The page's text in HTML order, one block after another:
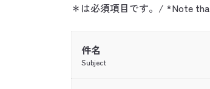
＊は必須項目です。/ *Note
件名
Subject